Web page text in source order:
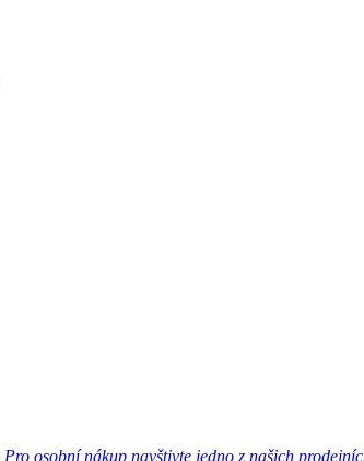
Pro osobní nákup navštivte jedno z našich